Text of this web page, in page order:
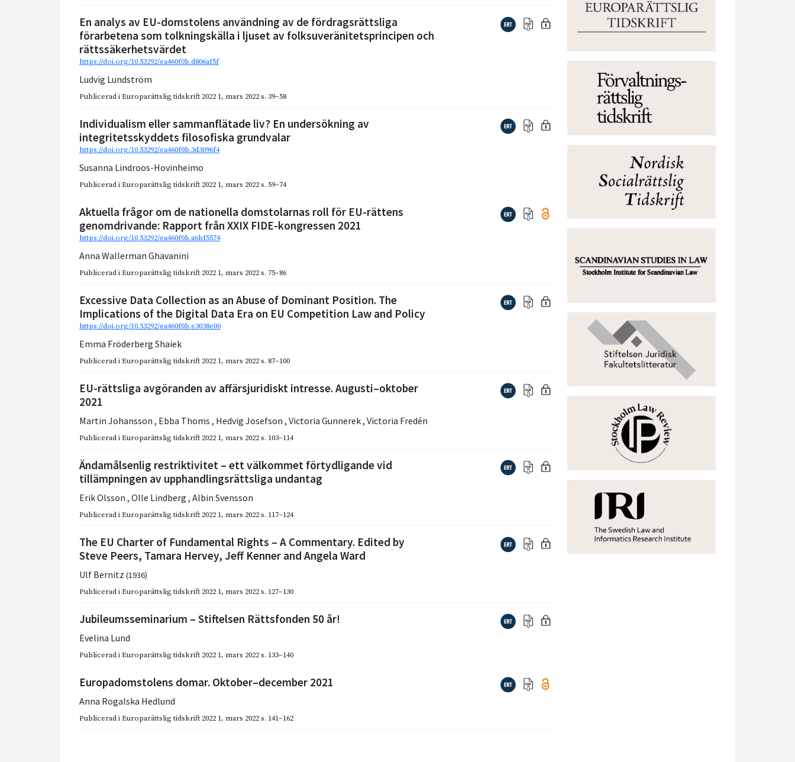
En analys av EU-domstolens användning av de fördragsrättsliga
förarbetena som tolkningskälla i ljuset av folksuveränitetsprincipen och
rättssäkerhetsvärdet
https://doi.org/10.53292/ea460f0b.d806af5f
Ludvig Lundström
Publicerad iEuroparättslig tidskrift 2022 1, mars 2022s. 39–58
Individualism eller sammanflätade liv? En undersökning av
integritetsskyddets filosofiska grundvalar
https://doi.org/10.53292/ea460f0b.3d3096f4
Susanna Lindroos-Hovinheimo
Publicerad iEuroparättslig tidskrift 2022 1, mars 2022s. 59–74
Aktuella frågor om de nationella domstolarnas roll för EU-rättens
genomdrivande: Rapport från XXIX FIDE-kongressen 2021
https://doi.org/10.53292/ea460f0b.a6bf5574
Anna Wallerman Ghavanini
Publicerad iEuroparättslig tidskrift 2022 1, mars 2022s. 75–86
Excessive Data Collection as an Abuse of Dominant Position. The
Implications of the Digital Data Era on EU Competition Law and Policy
https://doi.org/10.53292/ea460f0b.e3038e00
Emma Fröderberg Shaiek
Publicerad iEuroparättslig tidskrift 2022 1, mars 2022s. 87–100
EU-rättsliga avgöranden av affärsjuridiskt intresse. Augusti–oktober
2021
Martin Johansson , Ebba Thoms , Hedvig Josefson , Victoria Gunnerek, Victoria Fredén
Publicerad iEuroparättslig tidskrift 2022 1, mars 2022s. 103–114
Ändamålsenlig restriktivitet – ett välkommet förtydligande vid
tillämpningen av upphandlingsrättsliga undantag
Erik Olsson , Olle Lindberg , Albin Svensson
Publicerad iEuroparättslig tidskrift 2022 1, mars 2022s. 117–124
The EU Charter of Fundamental Rights – A Commentary. Edited by
Steve Peers, Tamara Hervey, Jeff Kenner and Angela Ward
Ulf Bernitz (1936)
Publicerad iEuroparättslig tidskrift 2022 1, mars 2022s. 127–130
Jubileumsseminarium – Stiftelsen Rättsfonden 50 år!
Evelina Lund
Publicerad iEuroparättslig tidskrift 2022 1, mars 2022s. 133–140
Europadomstolens domar. Oktober–december 2021
Anna Rogalska Hedlund
Publicerad iEuroparättslig tidskrift 2022 1, mars 2022s. 141–162